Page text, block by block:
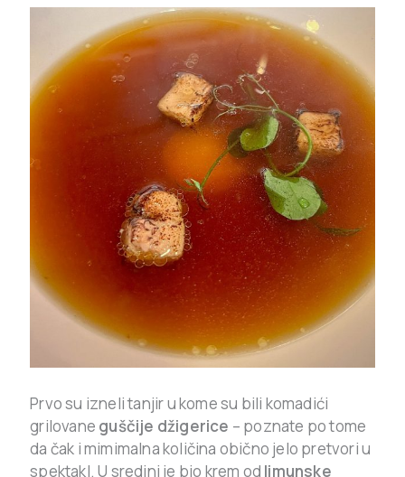
Prvo su izneli tanjir u kome su bili komadići
grilovane guščije džigerice – poznate po tome
da čak i mimimalna količina obično jelo pretvori u
spektakl. U sredini je bio krem od limunske